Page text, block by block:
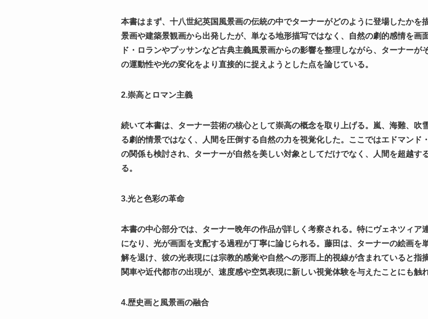
本書はまず、十八世紀英国風景画の伝統の中でターナーがどのように登場したかを
景画や建築景観画から出発したが、単なる地形描写ではなく、自然の劇的感情を画
ド・ロランやプッサンなど古典主義風景画からの影響を整理しながら、ターナーが
の運動性や光の変化をより直接的に捉えようとした点を論じている。
2.崇高とロマン主義
続いて本書は、ターナー芸術の核心として崇高の概念を取り上げる。嵐、海難、吹
る劇的情景ではなく、人間を圧倒する自然の力を視覚化した。ここではエドマンド
の関係も検討され、ターナーが自然を美しい対象としてだけでなく、人間を超越す
る。
3.光と色彩の革命
本書の中心部分では、ターナー晩年の作品が詳しく考察される。特にヴェネツィア
になり、光が画面を支配する過程が丁寧に論じられる。藤田は、ターナーの絵画を
解を退け、彼の光表現には宗教的感覚や自然への形而上的視線が含まれていると指
関車や近代都市の出現が、速度感や空気表現に新しい視覚体験を与えたことにも触
4.歴史画と風景画の融合